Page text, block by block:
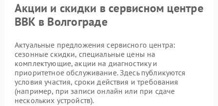
Акции и скидки в сервисном центре
BBK в Волгограде
Актуальные предложения сервисного центра:
сезонные скидки, специальные цены на
комплектующие, акции на диагностику и
приоритетное обслуживание. Здесь публикуются
условия участия, сроки действия и требования
(например, при записи онлайн или при сдаче
нескольких устройств).